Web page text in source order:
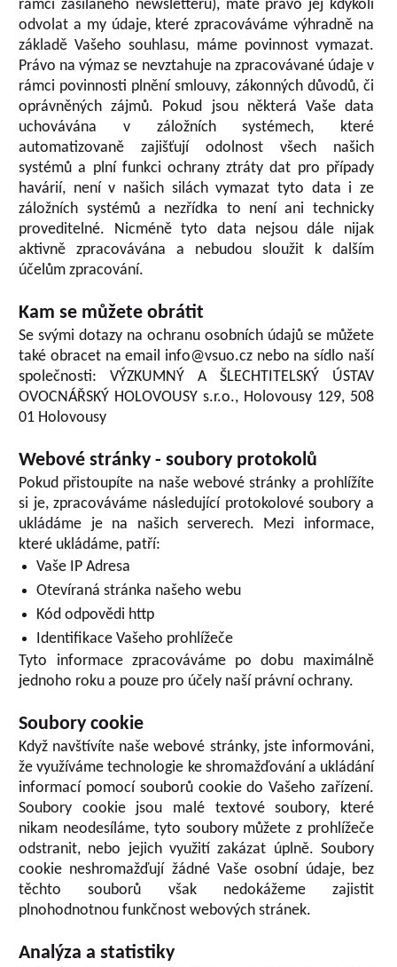
rámci zasílaného newsletteru), máte právo jej kdykoli
odvolat a my údaje, které zpracováváme výhradně na
základě Vašeho souhlasu, máme povinnost vymazat.
Právo na výmaz se nevztahuje na zpracovávané údaje v
rámci povinnosti plnění smlouvy, zákonných důvodů, či
oprávněných zájmů. Pokud jsou některá Vaše data
uchovávána v záložních systémech, které
automatizovaně zajišťují odolnost všech našich
systémů a plní funkci ochrany ztráty dat pro případy
havárií, není v našich silách vymazat tyto data i ze
záložních systémů a nezřídka to není ani technicky
proveditelné. Nicméně tyto data nejsou dále nijak
aktivně zpracovávána a nebudou sloužit k dalším
účelům zpracování.
Kam se můžete obrátit
Se svými dotazy na ochranu osobních údajů se můžete
také obracet na email info@vsuo.cz nebo na sídlo naší
společnosti: VÝZKUMNÝ A ŠLECHTITELSKÝ ÚSTAV
OVOCNÁŘSKÝ HOLOVOUSY s.r.o., Holovousy 129, 508
01 Holovousy
Webové stránky - soubory protokolů
Pokud přistoupíte na naše webové stránky a prohlížíte
si je, zpracováváme následující protokolové soubory a
ukládáme je na našich serverech. Mezi informace,
které ukládáme, patří:
Vaše IP Adresa
Otevíraná stránka našeho webu
Kód odpovědi http
Identifikace Vašeho prohlížeče
Tyto informace zpracováváme po dobu maximálně
jednoho roku a pouze pro účely naší právní ochrany.
Soubory cookie
Když navštívíte naše webové stránky, jste informováni,
že využíváme technologie ke shromažďování a ukládání
informací pomocí souborů cookie do Vašeho zařízení.
Soubory cookie jsou malé textové soubory, které
nikam neodesíláme, tyto soubory můžete z prohlížeče
odstranit, nebo jejich využití zakázat úplně. Soubory
cookie neshromažďují žádné Vaše osobní údaje, bez
těchto souborů však nedokážeme zajistit
plnohodnotnou funkčnost webových stránek.
Analýza a statistiky